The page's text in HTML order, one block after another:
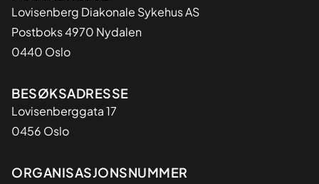
Lovisenberg Diakonale Sykehus AS
Postboks 4970 Nydalen
0440 Oslo
BESØKSADRESSE
Lovisenberggata 17
0456 Oslo
Organisasjon
ORGANISASJONSNUMMER